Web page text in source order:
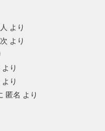
より
より
より
より
匿名 より